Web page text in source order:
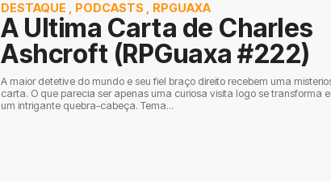
DESTAQUE PODCASTS RPGUAXA
A Ultima Carta de Charles
Ashcroft (RPGuaxa #222)
A maior detetive do mundo e seu fiel braço direito recebem uma
carta. O que parecia ser apenas uma curiosa visita logo se transforma
um intrigante quebra-cabeça. Tema...